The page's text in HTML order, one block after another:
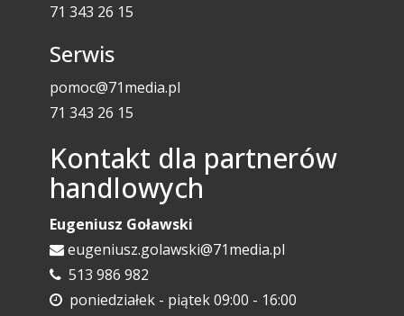
71 343 26 15
Serwis
pomoc@71media.pl
71 343 26 15
Kontakt dla partnerów
handlowych
Eugeniusz Goławski
eugeniusz.golawski@71media.pl
513 986 982
poniedziałek - piątek 09:00 - 16:00